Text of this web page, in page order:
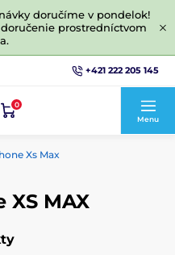
doručíme v pondelok!
prostredníctvom
+421 222 205 145
0
Menu
Xs Max
XS MAX